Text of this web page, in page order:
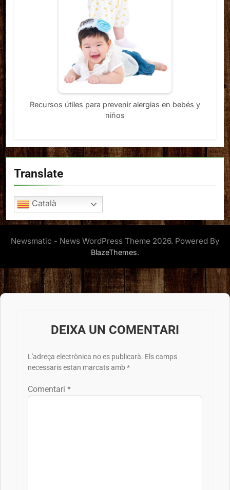
Recursos útiles para prevenir alergias en bebés y
niños
Translate
Català
Newsmatic - News WordPress Theme 2026. Powered By
BlazeThemes.
DEIXA UN COMENTARI
L'adreça electrònica no es publicarà. Els camps
necessaris estan marcats amb *
Comentari *